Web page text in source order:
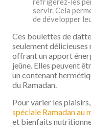
servir. Cela
de développer
Ces boulettes de
seulement délicieuses
offrant un apport
jeûne. Elles peuvent
un contenant
du Ramadan.
Pour varier les
spéciale Ramadan au
et bienfaits